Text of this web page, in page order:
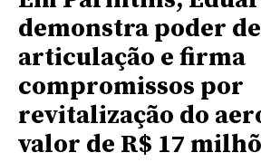
demonstra poder de
articulação e firma
compromissos por
revitalização do
valor de R$ 17